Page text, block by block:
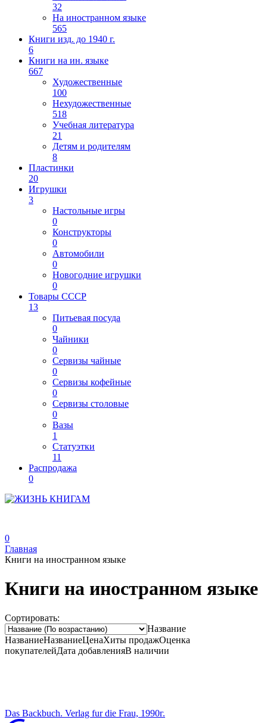
32
На иностранном языке
565
Книги изд. до 1940 г.
6
Книги на ин. языке
667
Художественные
100
Нехудожественные
518
Учебная литература
21
Детям и родителям
8
Пластинки
20
Игрушки
3
Настольные игры
0
Конструкторы
0
Автомобили
0
Новогодние игрушки
0
Товары СССР
13
Питьевая посуда
0
Чайники
0
Сервизы чайные
0
Сервизы кофейные
0
Сервизы столовые
0
Вазы
1
Статуэтки
11
Распродажа
0
0
Главная
Книги на иностранном языке
Книги на иностранном языке
Сортировать:
Название
НазваниеНазваниеЦенаХиты продажОценка
покупателейДата добавленияВ наличии
Das Backbuch. Verlag fur die Frau, 1990г.